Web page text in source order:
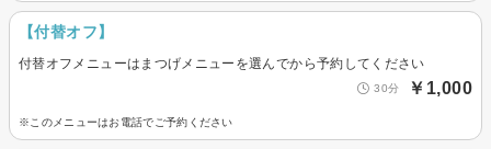
【付替オフ】
付替オフメニューはまつげメニューを選んでから予約してください
30分 ￥1,000
※このメニューはお電話でご予約ください